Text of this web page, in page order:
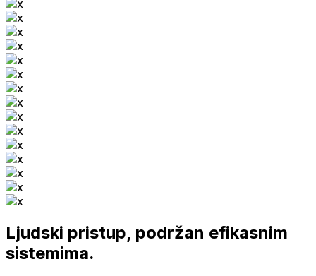
Ljudski pristup, podržan efikasnim
sistemima.